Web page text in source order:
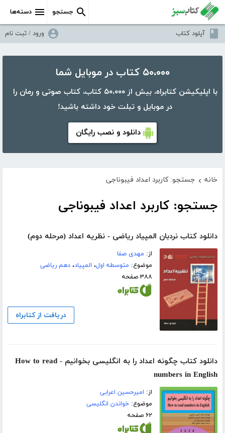
دسته‌ها جستجو
آپلود کتاب ورود / ثبت نام
۵۰،۰۰۰ کتاب در موبایل شما
با اپلیکیشن کتابراه، بیش از ۵۰،۰۰۰ کتاب، کتاب صوتی و رمان را
در موبایل و تبلت خود داشته باشید!
دانلود و نصب رایگان
خانه › جستجو: کاربرد اعداد فیبوناجی
جستجو: کاربرد اعداد فیبوناجی
دانلود کتاب نردبان المپیاد ریاضی - نظریه اعداد (مرحله دوم)
از: مهدی صفا
موضوع: متوسطه اول، المپیاد،دهم ریاضی
۳۸۸ صفحه
دریافت از کتابراه
دانلود کتاب چگونه اعداد را به انگلیسی بخوانیم - How to read
numbers in English
از: امیرحسین اعرابی
موضوع:خواندن انگلیسی
۶۲ صفحه